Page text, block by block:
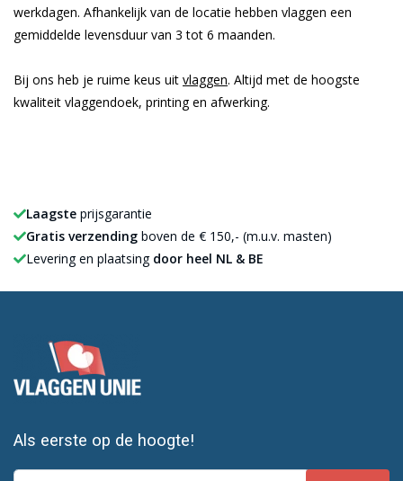
werkdagen. Afhankelijk van de locatie hebben vlaggen een
gemiddelde levensduur van 3 tot 6 maanden.
Bij ons heb je ruime keus uit vlaggen. Altijd met de hoogste
kwaliteit vlaggendoek, printing en afwerking.
Laagste prijsgarantie
Gratis verzending boven de € 150,- (m.u.v. masten)
Levering en plaatsing door heel NL & BE
Als eerste op de hoogte!